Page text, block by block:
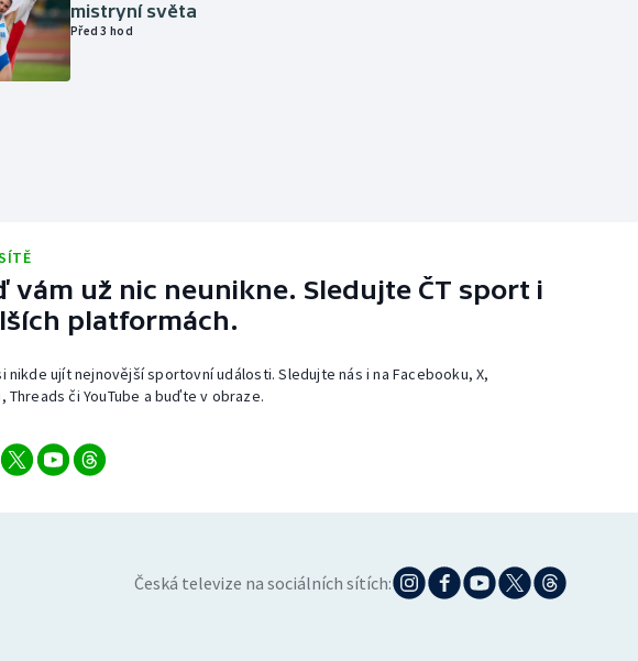
mistryní světa
Před 3 hod
vám už nic neunikne. Sledujte ČT sport i
platformách.
nikde ujít nejnovější sportovní události. Sledujte nás i na Facebooku, X,
Threads či YouTube a buďte v obraze.
Česká televize na sociálních sítích: